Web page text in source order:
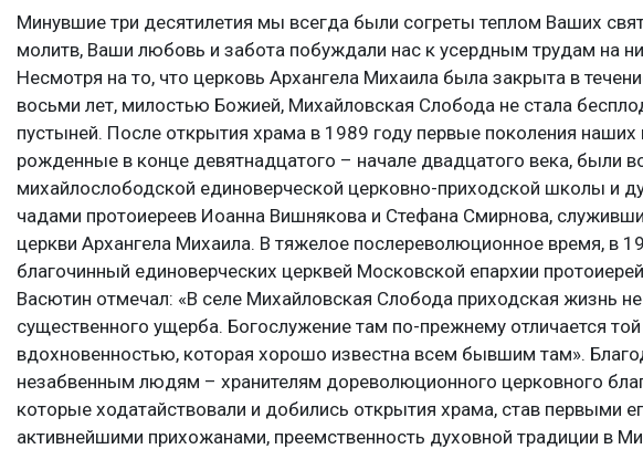
Минувшие три десятилетия мы всегда были согреты теплом Ваших
молитв, Ваши любовь и забота побуждали нас к усердным трудам на
Несмотря на то, что церковь Архангела Михаила была закрыта в
восьми лет, милостью Божией, Михайловская Слобода не стала
пустыней. После открытия храма в 1989 году первые поколения наших
рожденные в конце девятнадцатого – начале двадцатого века, были
михайлослободской единоверческой церковно-приходской школы и
чадами протоиереев Иоанна Вишнякова и Стефана Смирнова,
церкви Архангела Михаила. В тяжелое послереволюционное время, в
благочинный единоверческих церквей Московской епархии
Васютин отмечал: «В селе Михайловская Слобода приходская жизнь не
существенного ущерба. Богослужение там по-прежнему отличается
вдохновенностью, которая хорошо известна всем бывшим там».
незабвенным людям – хранителям дореволюционного церковного
которые ходатайствовали и добились открытия храма, став первыми
активнейшими прихожанами, преемственность духовной традиции в